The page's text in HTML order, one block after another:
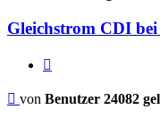
Gleichstrom CDI
Beitrag
von Benutzer 24082